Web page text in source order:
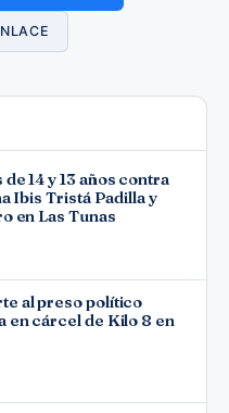
14 y 13 años contra
Ibis Tristá Padilla y
en Las Tunas
al preso político
en cárcel de Kilo 8 en